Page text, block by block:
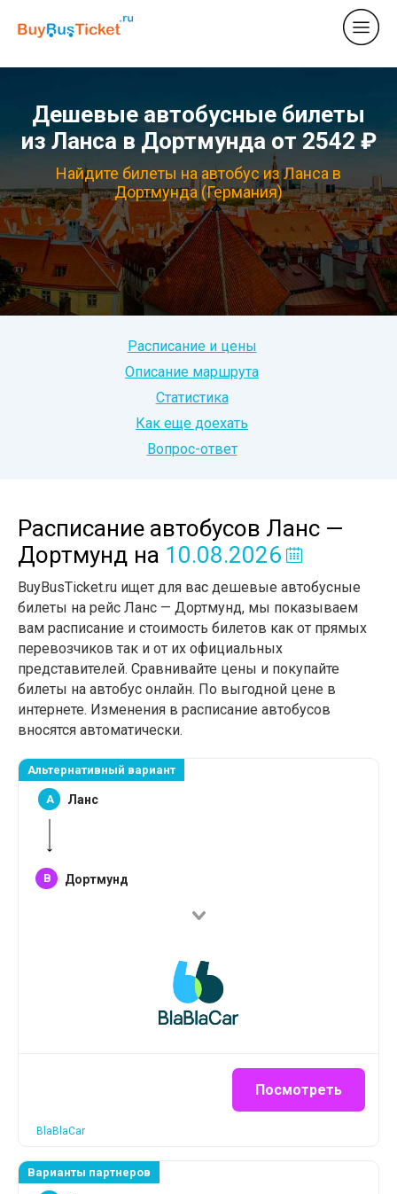
Дешевые автобусные билеты
из Ланса в Дортмунда от 2542 ₽
Найдите билеты на автобус из Ланса в
Дортмунда (Германия)
Расписание и цены
Описание маршрута
Статистика
Как еще доехать
Вопрос-ответ
Расписание автобусов Ланс —
Дортмунд на 10.08.2026
BuyBusTicket.ru ищет для вас дешевые автобусные
билеты на рейс Ланс — Дортмунд, мы показываем
вам расписание и стоимость билетов как от прямых
перевозчиков так и от их официальных
представителей. Сравнивайте цены и покупайте
билеты на автобус онлайн. По выгодной цене в
интернете. Изменения в расписание автобусов
вносятся автоматически.
Альтернативный вариант
A Ланс
B Дортмунд
Посмотреть
BlaBlaCar
Варианты партнеров